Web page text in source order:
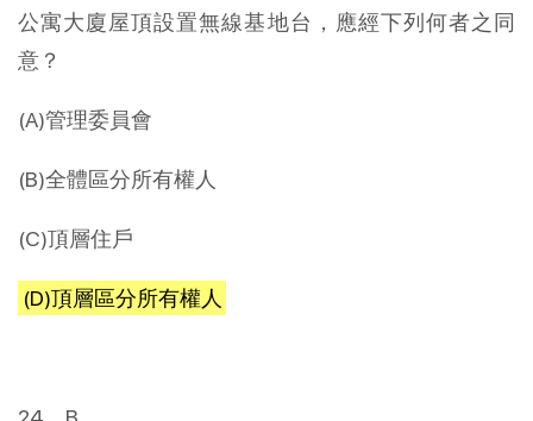
公寓大廈屋頂設置無線基地台，應經下列何者之同
意？
(A)管理委員會
(B)全體區分所有權人
(C)頂層住戶
(D)頂層區分所有權人